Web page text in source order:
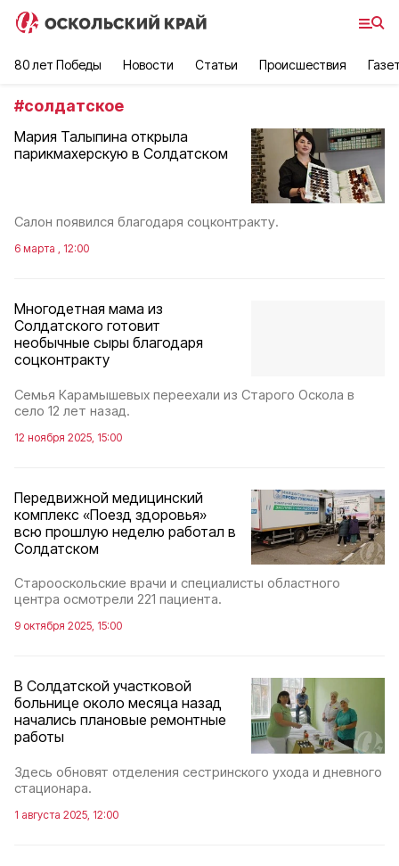
80 лет Победы Новости Статьи Происшествия
#солдатское
Мария Талыпина открыла
парикмахерскую в Солдатском
Салон появился благодаря соцконтракту.
6 марта , 12:00
Многодетная мама из
Солдатского готовит
необычные сыры благодаря
соцконтракту
Семья Карамышевых переехали из Старого Оскола в
село 12 лет назад.
12 ноября 2025, 15:00
Передвижной медицинский
комплекс «Поезд здоровья»
всю прошлую неделю работал в
Солдатском
Старооскольские врачи и специалисты областного
центра осмотрели 221 пациента.
9 октября 2025, 15:00
В Солдатской участковой
больнице около месяца назад
начались плановые ремонтные
работы
Здесь обновят отделения сестринского ухода и дневного
стационара.
1 августа 2025, 12:00